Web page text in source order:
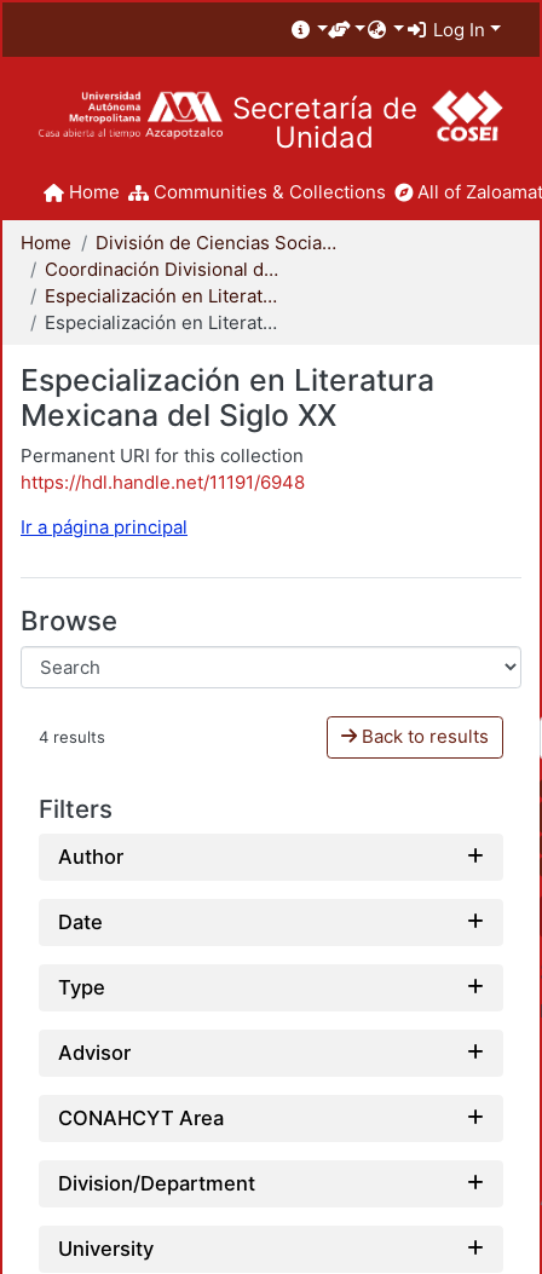
Log In
Secretaría de
Unidad
Home Communities & Collections All of
Home
División de Ciencias Sociales y Humanidades
Coordinación Divisional de Posgrado
Especialización en Literatura Mexicana del Siglo XX
Especialización en Literatura Mexicana del Siglo XX
Especialización en Literatura
Mexicana del Siglo XX
Permanent URI for this collection
https://hdl.handle.net/11191/6948
Ir a página principal
Browse
4 results Back to results
Filters
Author
Date
Type
Advisor
CONAHCYT Area
Division/Department
University